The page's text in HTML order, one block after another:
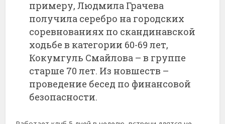
примеру, Людмила Грачева
получила серебро на городских
соревнованиях по скандинавской
ходьбе в категории 60-69 лет,
Кокумгуль Смайлова – в группе
старше 70 лет. Из новшеств –
проведение бесед по финансовой
безопасности.